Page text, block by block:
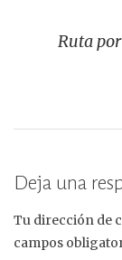
Ruta
Deja una
Tu dirección de
campos